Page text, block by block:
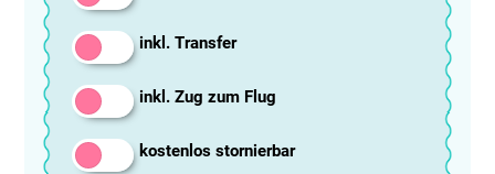
inkl. Transfer
inkl. Zug zum Flug
kostenlos stornierbar